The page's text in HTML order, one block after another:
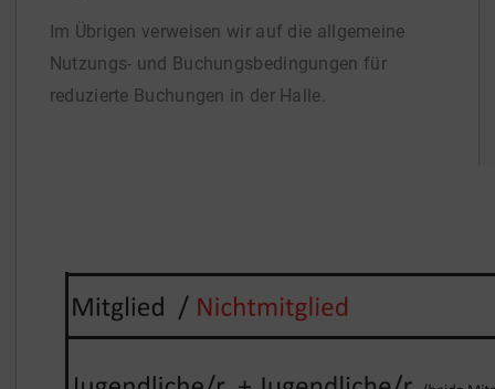
Im Übrigen verweisen wir auf die allgemeine
Nutzungs- und Buchungsbedingungen für
reduzierte Buchungen in der Halle.